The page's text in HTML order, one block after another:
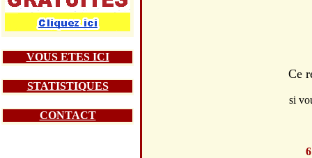
VOUS ETES ICI
STATISTIQUES
CONTACT
Ce
si